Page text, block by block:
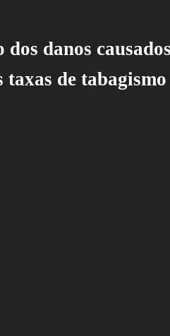
danos
de